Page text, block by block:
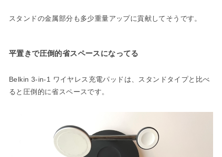
スタンドの金属部分も多少重量アップに貢献してそうです。
平置きで圧倒的省スペースになってる
Belkin 3-in-1 ワイヤレス充電パッドは、スタンドタイプと比べ
ると圧倒的に省スペースです。